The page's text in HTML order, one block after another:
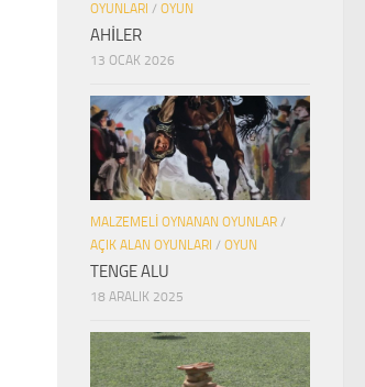
OYUNLARI / OYUN
AHİLER
13 OCAK 2026
MALZEMELI OYNANAN OYUNLAR /
AÇIK ALAN OYUNLARI / OYUN
TENGE ALU
18 ARALIK 2025